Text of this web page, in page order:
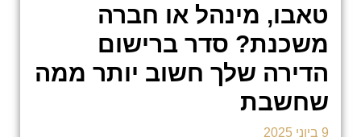
טאבו, מינהל או חברה
משכנת? סדר ברישום
הדירה שלך חשוב יותר ממה
שחשבת
9 ביוני 2025